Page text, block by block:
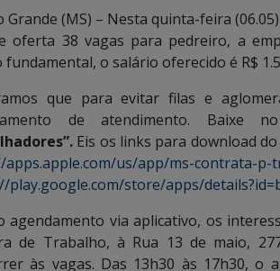
Grande (MS) – Nesta quinta-feira
oferta 38 vagas para pedreiro, a
fundamental, o salário oferecido é R$
que para evitar filas e
de atendimento. Baixe
Eis os links para download
us/app/ms-contrata-p-
play.google.com/store/apps/
agendamento via aplicativo, os
de Trabalho, à Rua 13 de maio,
às vagas. Das 13h30 às 17h30, o